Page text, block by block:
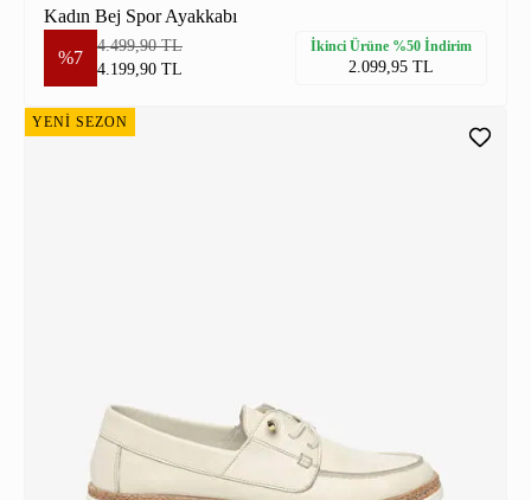
Kadın Bej Spor Ayakkabı
%7
4.499,90 TL
4.199,90 TL
İkinci Ürüne %50 İndirim
2.099,95 TL
YENİ SEZON